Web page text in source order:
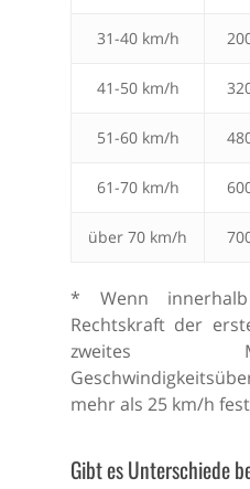
31-40 km/h
41-50 km/h
51-60 km/h
61-70 km/h
über 70 km/h
* Wenn
Rechtskraft der
zweites
mehr als 25 km/h
Gibt es Unterschiede